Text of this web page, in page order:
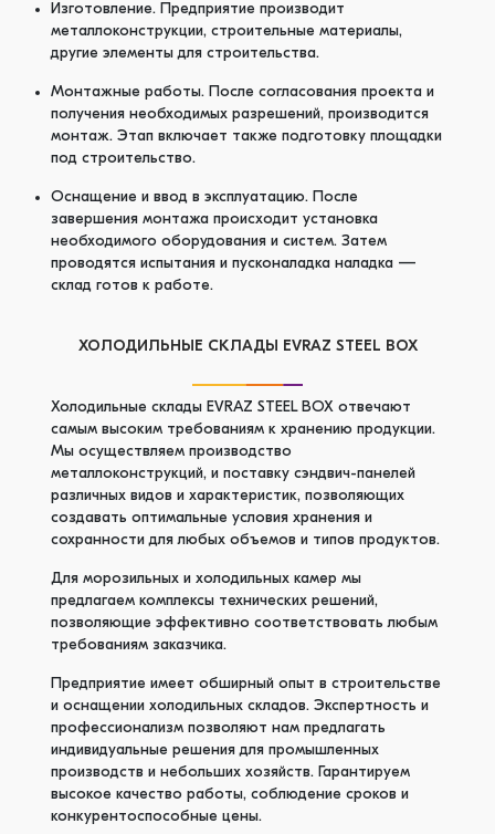
Изготовление. Предприятие производит
металлоконструкции, строительные материалы,
другие элементы для строительства.
Монтажные работы. После согласования проекта и
получения необходимых разрешений, производится
монтаж. Этап включает также подготовку площадки
под строительство.
Оснащение и ввод в эксплуатацию. После
завершения монтажа происходит установка
необходимого оборудования и систем. Затем
проводятся испытания и пусконаладка наладка —
склад готов к работе.
ХОЛОДИЛЬНЫЕ СКЛАДЫ EVRAZ STEEL BOX
Холодильные склады EVRAZ STEEL BOX отвечают
самым высоким требованиям к хранению продукции.
Мы осуществляем производство
металлоконструкций, и поставку сэндвич-панелей
различных видов и характеристик, позволяющих
создавать оптимальные условия хранения и
сохранности для любых объемов и типов продуктов.
Для морозильных и холодильных камер мы
предлагаем комплексы технических решений,
позволяющие эффективно соответствовать любым
требованиям заказчика.
Предприятие имеет обширный опыт в строительстве
и оснащении холодильных складов. Экспертность и
профессионализм позволяют нам предлагать
индивидуальные решения для промышленных
производств и небольших хозяйств. Гарантируем
высокое качество работы, соблюдение сроков и
конкурентоспособные цены.